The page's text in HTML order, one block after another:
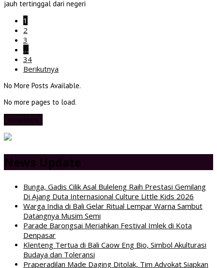
jauh tertinggal dari negeri
1
2
3
…
34
Berikutnya
No More Posts Available.
No more pages to load.
View More
News Update
Bunga, Gadis Cilik Asal Buleleng Raih Prestasi Gemilang
Di Ajang Duta Internasional Culture Little Kids 2026
Warga India di Bali Gelar Ritual Lempar Warna Sambut
Datangnya Musim Semi
Parade Barongsai Meriahkan Festival Imlek di Kota
Denpasar
Klenteng Tertua di Bali Caow Eng Bio, Simbol Akulturasi
Budaya dan Toleransi
Praperadilan Made Daging Ditolak, Tim Advokat Siapkan